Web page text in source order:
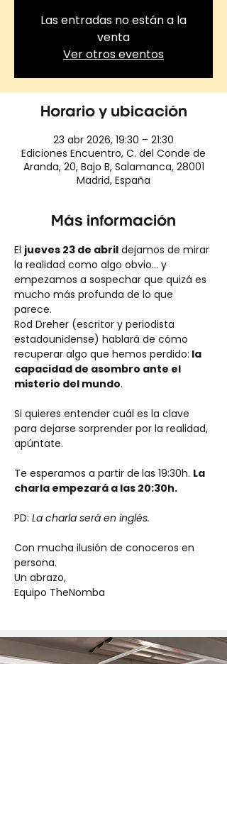
Las entradas no están a la
venta
Ver otros eventos
Horario y ubicación
23 abr 2026, 19:30 – 21:30
Ediciones Encuentro, C. del Conde de
Aranda, 20, Bajo B, Salamanca, 28001
Madrid, España
Más información
El jueves 23 de abril dejamos de mirar
la realidad como algo obvio… y
empezamos a sospechar que quizá es
mucho más profunda de lo que
parece.
Rod Dreher (escritor y periodista
estadounidense) hablará de cómo
recuperar algo que hemos perdido: la
capacidad de asombro ante el
misterio del mundo.
Si quieres entender cuál es la clave
para dejarse sorprender por la realidad,
apúntate.
Te esperamos a partir de las 19:30h. La
charla empezará a las 20:30h.
PD: La charla será en inglés.
Con mucha ilusión de conoceros en
persona.
Un abrazo,
Equipo TheNomba